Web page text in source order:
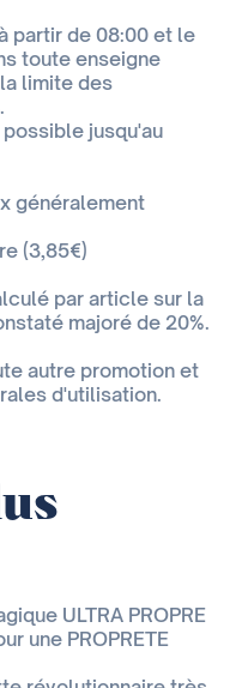
partir de 08:00 et le
toute enseigne
limite des
jusqu'au
généralement
(3,85€)
par article sur la
majoré de 20%.
autre promotion et
d'utilisation.
ULTRA PROPRE
une PROPRETE